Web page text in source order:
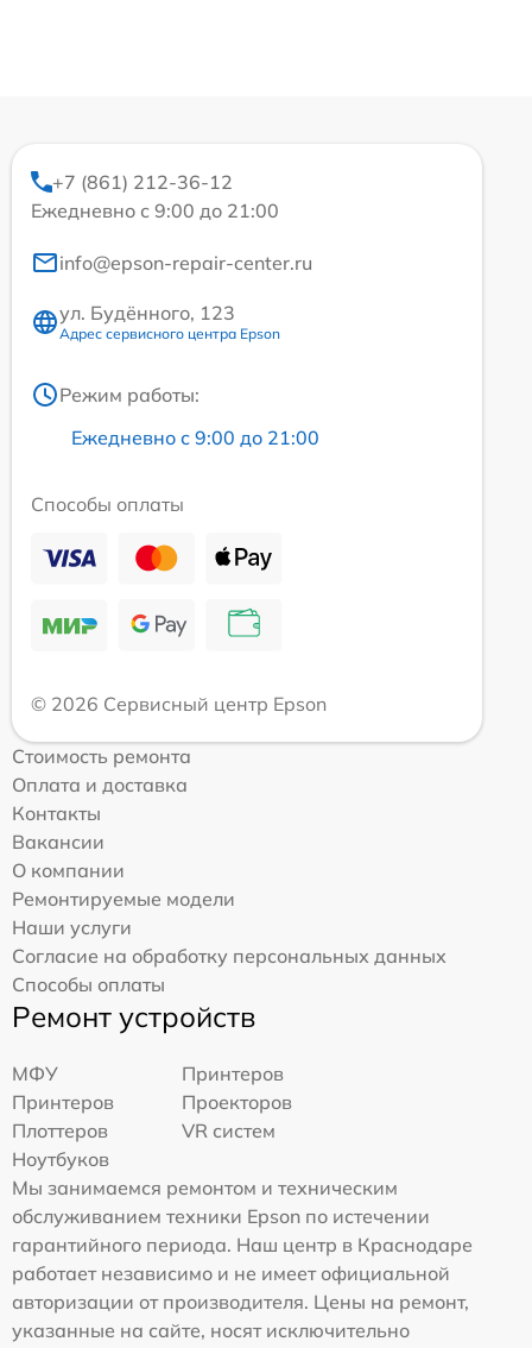
+7 (861) 212-36-12
Ежедневно с 9:00 до 21:00
info@epson-repair-center.ru
ул. Будённого, 123
Адрес сервисного центра Epson
Режим работы:
Ежедневно с 9:00 до 21:00
Способы оплаты
© 2026 Сервисный центр Epson
Стоимость ремонта
Оплата и доставка
Контакты
Вакансии
О компании
Ремонтируемые модели
Наши услуги
Согласие на обработку персональных данных
Способы оплаты
Ремонт устройств
МФУ
Принтеров
Принтеров
Проекторов
Плоттеров
VR систем
Ноутбуков
Мы занимаемся ремонтом и техническим
обслуживанием техники Epson по истечении
гарантийного периода. Наш центр в Краснодаре
работает независимо и не имеет официальной
авторизации от производителя. Цены на ремонт,
указанные на сайте, носят исключительно